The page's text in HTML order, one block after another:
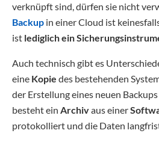
verknüpft sind, dürfen sie nicht
Backup in einer Cloud ist
ist lediglich ein
Auch technisch gibt es
eine Kopie des bestehenden
der Erstellung eines neuen
besteht ein Archivaus einer
protokolliert und die Daten